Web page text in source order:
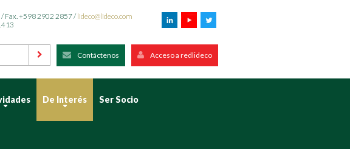
Fax. +598 2902 2857 / lideco@lideco.com
Contáctenos Acceso a redlideco
De Interés Ser Socio